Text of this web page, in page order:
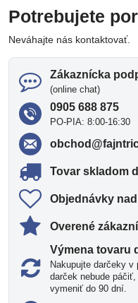
Potrebujete
Neváhajte nás kontaktovať.
Zákaznícka
(online chat)
0905 688 875
PO-PIA: 8:00-16:30
Tovar skladom
Objednávky
Overené
Výmena tovaru
Nakupujte darčeky
darček nebude
vymeniť do 90 dní.